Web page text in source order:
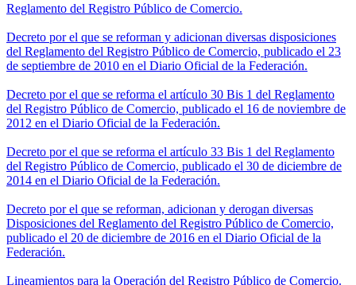
Reglamento del Registro Público de Comercio.
Decreto por el que se reforman y adicionan diversas disposiciones
del Reglamento del Registro Público de Comercio, publicado el 23
de septiembre de 2010 en el Diario Oficial de la Federación.
Decreto por el que se reforma el artículo 30 Bis 1 del Reglamento
del Registro Público de Comercio, publicado el 16 de noviembre de
2012 en el Diario Oficial de la Federación.
Decreto por el que se reforma el artículo 33 Bis 1 del Reglamento
del Registro Público de Comercio, publicado el 30 de diciembre de
2014 en el Diario Oficial de la Federación.
Decreto por el que se reforman, adicionan y derogan diversas
Disposiciones del Reglamento del Registro Público de Comercio,
publicado el 20 de diciembre de 2016 en el Diario Oficial de la
Federación.
Lineamientos para la Operación del Registro Público de Comercio.